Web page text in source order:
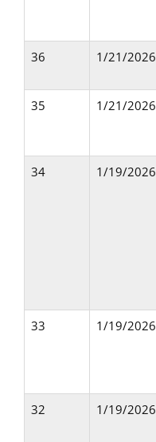
36
1/21/2026
35
1/21/2026
34
1/19/2026
33
1/19/2026
32
1/19/2026